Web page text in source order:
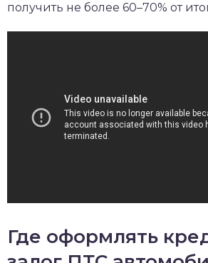
получить не более 60–70% от
Где оформлять